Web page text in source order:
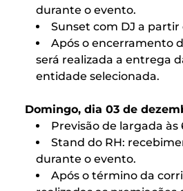
durante o evento.
Sunset com DJ a partir
Após o encerramento
será realizada a entrega
entidade selecionada.
Domingo, dia 03 de
Previsão de largada às
Stand do RH:
durante o evento.
Após o término da